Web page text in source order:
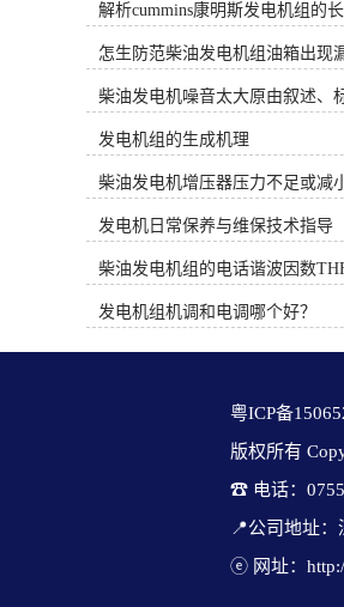
喷油器何时喷油。2、康明斯柴
系统就象PT燃油系统那样采用压
时间概念。PT系统完全是机械式
依靠机械方法调整燃油流通面积
制燃油压力，而QSK19系列燃油
通过电子方式调整执行器的燃油
面积来控制燃油压力。3、康明
从发动机的油水分离器中排出水
芯。（2）注意油箱及管路的清
（3）注意油箱通风孔及其附近的
洁，避免污物、灰尘和水由此进
箱。（4）绝对不要用水清洗发动
“负”极电缆并断开发动机的31及
连接器。（6）注意发动机进气系
图1 电控柴油机燃油系统原理二
油电控系统故障诊断思路柴油电
统是一个精密而复杂的系统，对
机的运转性能有很大的影响，不
按一定的比例进行分配。而其缺
频率积差信号滞后于频率瞬时值
化，因此调节过程缓慢。频率积
节法又称同步时间法，是按频率
对时间的积分进行调节的。积差
法的调整准则是对各个调频发电
按频率偏差对时间的积分进行调
其调节方程为当负载增大时，频
不断增加其负值，使原有平衡状
到破坏，调频发电机组的调整装
加给定容量ΔPc康明斯发电机参数
表，直到Δf＝0，调节程序结束，
时调频发电机组增加的输出功率
＝－K1∫Δfdt。同步时间法适合于
根据设定的积差调节原则进行调
当采用多个调频电厂调频时，可
取分散方式，即参与调频电厂各
生∫Δfdt信号进行调频。因系统频
有同一性，于是各调频电厂的
值尽可能一致，防范因频差积分
发电机组的生成机理
发电机日常保养与维保技术指导
发电机组机调和电调哪个好？
粤ICP备
版权所有
☎ 电话：
📍公司地址
ⓔ 网址：